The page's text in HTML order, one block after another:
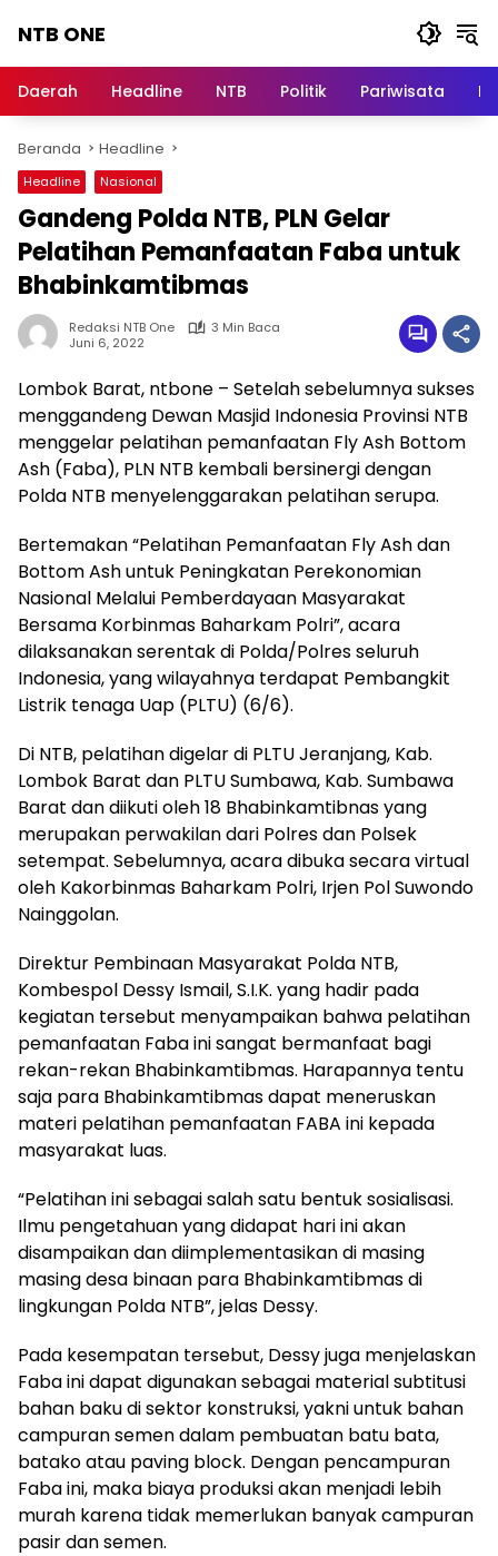
NTB ONE
dan
Berita
Lombok
Daerah Headline NTB Politik Pariwisata
Beranda Headline
Headline Nasional
Gandeng Polda NTB, PLN Gelar
Pelatihan Pemanfaatan Faba untuk
Bhabinkamtibmas
Redaksi NTB One
3 Min Baca
Juni 6, 2022
Lombok Barat, ntbone – Setelah sebelumnya sukses
menggandeng Dewan Masjid Indonesia Provinsi NTB
menggelar pelatihan pemanfaatan Fly Ash Bottom
Ash (Faba), PLN NTB kembali bersinergi dengan
Polda NTB menyelenggarakan pelatihan serupa.
Bertemakan “Pelatihan Pemanfaatan Fly Ash dan
Bottom Ash untuk Peningkatan Perekonomian
Nasional Melalui Pemberdayaan Masyarakat
Bersama Korbinmas Baharkam Polri”, acara
dilaksanakan serentak di Polda/Polres seluruh
Indonesia, yang wilayahnya terdapat Pembangkit
Listrik tenaga Uap (PLTU) (6/6).
Di NTB, pelatihan digelar di PLTU Jeranjang, Kab.
Lombok Barat dan PLTU Sumbawa, Kab. Sumbawa
Barat dan diikuti oleh 18 Bhabinkamtibnas yang
merupakan perwakilan dari Polres dan Polsek
setempat. Sebelumnya, acara dibuka secara virtual
oleh Kakorbinmas Baharkam Polri, Irjen Pol Suwondo
Nainggolan.
Direktur Pembinaan Masyarakat Polda NTB,
Kombespol Dessy Ismail, S.I.K. yang hadir pada
kegiatan tersebut menyampaikan bahwa pelatihan
pemanfaatan Faba ini sangat bermanfaat bagi
rekan-rekan Bhabinkamtibmas. Harapannya tentu
saja para Bhabinkamtibmas dapat meneruskan
materi pelatihan pemanfaatan FABA ini kepada
masyarakat luas.
“Pelatihan ini sebagai salah satu bentuk sosialisasi.
Ilmu pengetahuan yang didapat hari ini akan
disampaikan dan diimplementasikan di masing
masing desa binaan para Bhabinkamtibmas di
lingkungan Polda NTB”, jelas Dessy.
Pada kesempatan tersebut, Dessy juga menjelaskan
Faba ini dapat digunakan sebagai material subtitusi
bahan baku di sektor konstruksi, yakni untuk bahan
campuran semen dalam pembuatan batu bata,
batako atau paving block. Dengan pencampuran
Faba ini, maka biaya produksi akan menjadi lebih
murah karena tidak memerlukan banyak campuran
pasir dan semen.